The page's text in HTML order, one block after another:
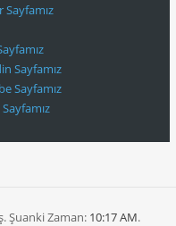
Sayfamız
Sayfamız
Şuanki Zaman: 10:17 AM.